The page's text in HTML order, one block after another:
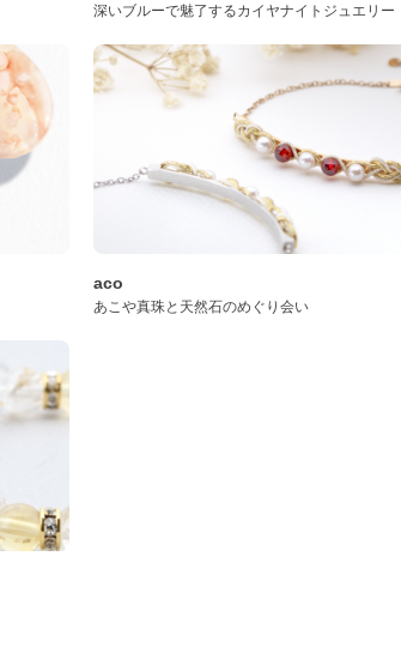
深いブルーで魅了するカイヤナイトジュエリー
aco
あこや真珠と天然石のめぐり会い